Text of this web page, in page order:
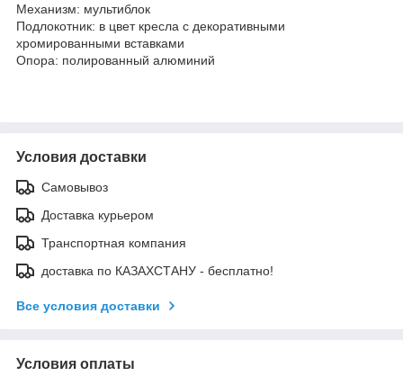
Механизм: мультиблок
Подлокотник: в цвет кресла с декоративными
хромированными вставками
Опора: полированный алюминий
Условия доставки
Самовывоз
Доставка курьером
Транспортная компания
доставка по КАЗАХСТАНУ - бесплатно!
Все условия доставки
Условия оплаты